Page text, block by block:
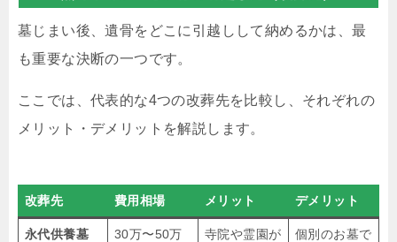
墓じまい後、遺骨をどこに引越しして納めるかは、最
も重要な決断の一つです。
ここでは、代表的な4つの改葬先を比較し、それぞれの
メリット・デメリットを解説します。
改葬先 費用相場 メリット デメリット
永代供養墓
30万〜50万
寺院や霊園が
個別のお墓で